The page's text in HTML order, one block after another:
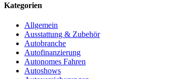
Kategorien
Allgemein
Ausstattung & Zubehör
Autobranche
Autofinanzierung
Autonomes Fahren
Autoshows